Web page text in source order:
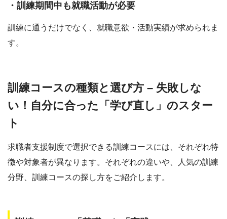
・訓練期間中も就職活動が必要
訓練に通うだけでなく、就職意欲・活動実績が求められま
す。
訓練コースの種類と選び方 – 失敗しな
い！自分に合った「学び直し」のスター
ト
求職者支援制度で選択できる訓練コースには、それぞれ特
徴や対象者が異なります。それぞれの違いや、人気の訓練
分野、訓練コースの探し方をご紹介します。